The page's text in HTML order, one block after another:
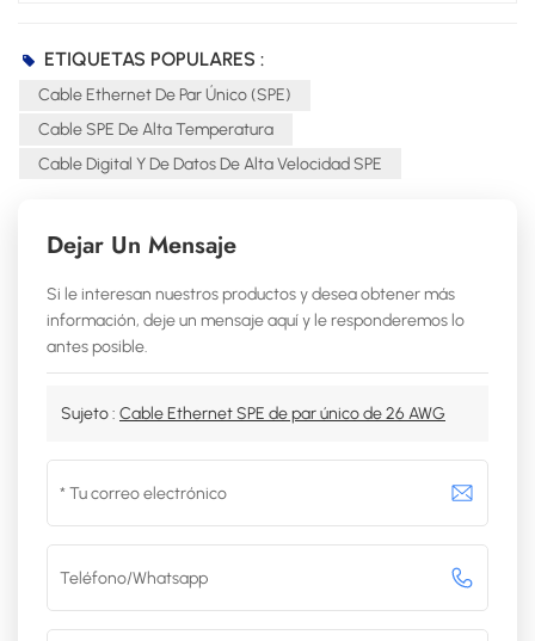
ETIQUETAS POPULARES :
Cable Ethernet De Par Único (SPE)
Cable SPE De Alta Temperatura
Cable Digital Y De Datos De Alta Velocidad SPE
Dejar Un Mensaje
Si le interesan nuestros productos y desea obtener más
información, deje un mensaje aquí y le responderemos lo
antes posible.
Sujeto : Cable Ethernet SPE de par único de 26 AWG